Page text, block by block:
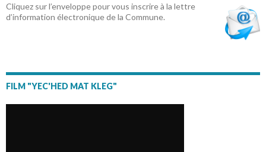
Cliquez sur l’enveloppe pour vous inscrire à la lettre
d’information électronique de la Commune.
FILM "YEC'HED MAT KLEG"